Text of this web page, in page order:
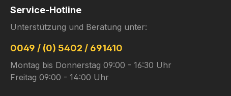
Service-Hotline
Unterstützung und Beratung unter:
0049 / (0) 5402 / 691410
Montag bis Donnerstag 09:00 - 16:30 Uhr
Freitag 09:00 - 14:00 Uhr